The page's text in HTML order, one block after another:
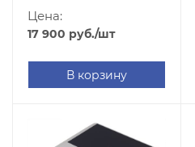
Цена:
17 900 руб./шт
В корзину